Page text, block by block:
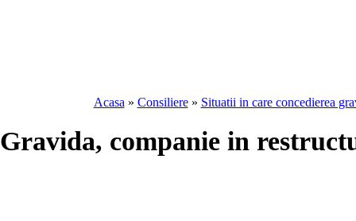
Acasa » Consiliere» Situatii in care concedierea
Gravida, companie in